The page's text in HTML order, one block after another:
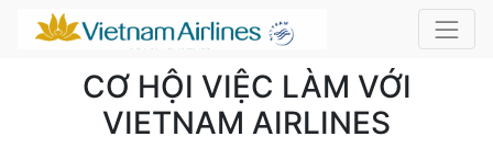
CƠ HỘI VIỆC LÀM VỚI
VIETNAM AIRLINES